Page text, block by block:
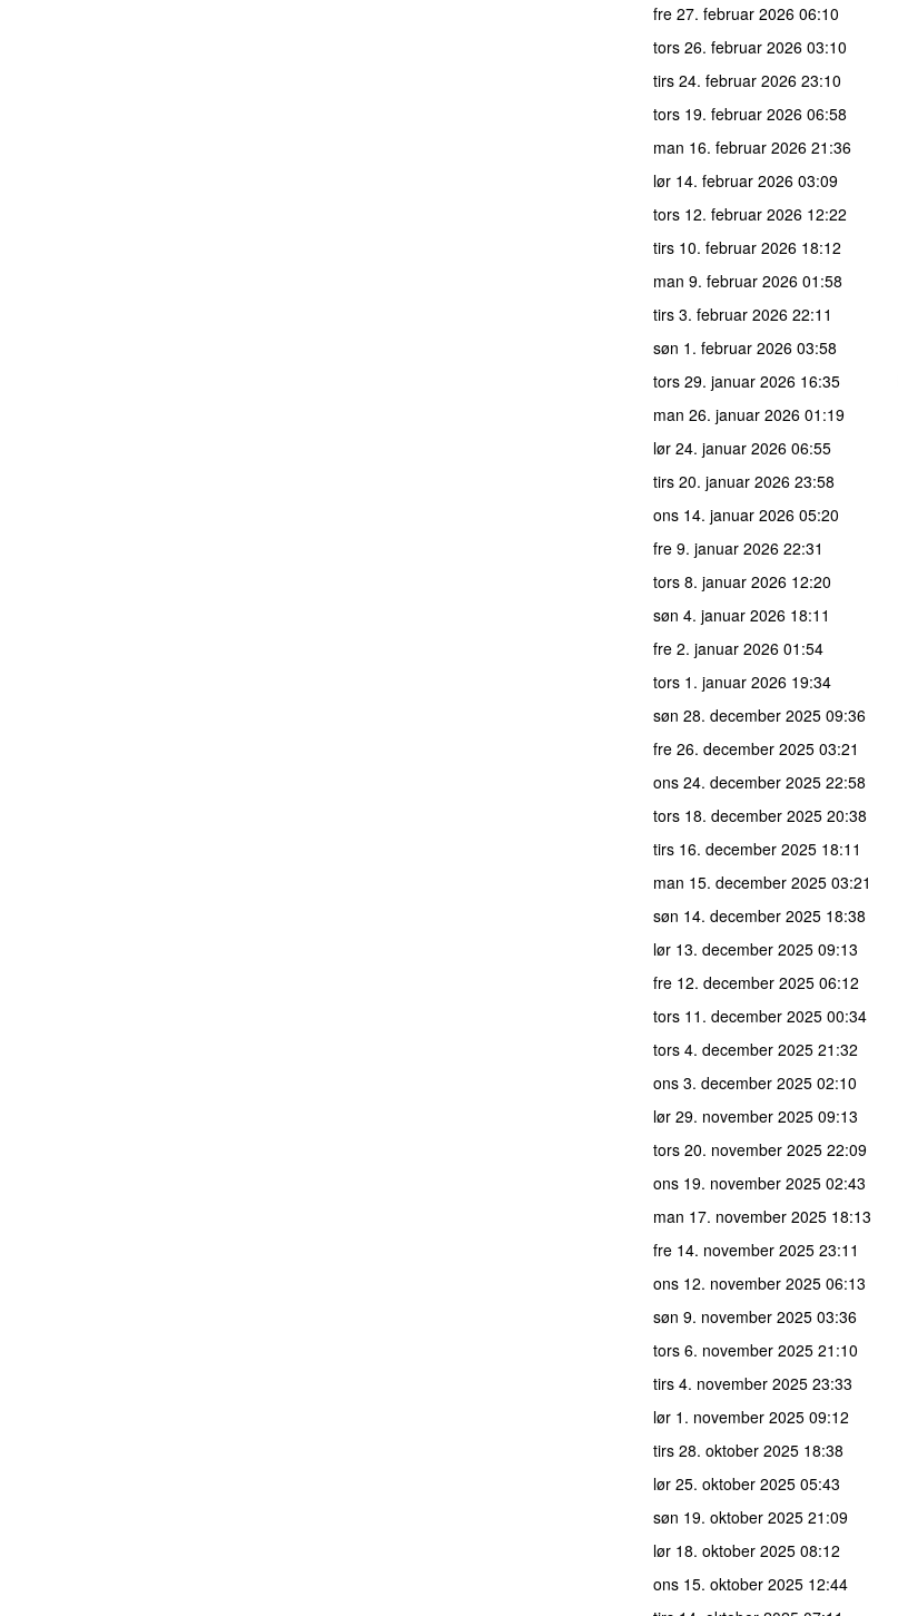
fre 27. februar 2026 06:10
tors 26. februar 2026 03:10
tirs 24. februar 2026 23:10
tors 19. februar 2026 06:58
man 16. februar 2026 21:36
lør 14. februar 2026 03:09
tors 12. februar 2026 12:22
tirs 10. februar 2026 18:12
man 9. februar 2026 01:58
tirs 3. februar 2026 22:11
søn 1. februar 2026 03:58
tors 29. januar 2026 16:35
man 26. januar 2026 01:19
lør 24. januar 2026 06:55
tirs 20. januar 2026 23:58
ons 14. januar 2026 05:20
fre 9. januar 2026 22:31
tors 8. januar 2026 12:20
søn 4. januar 2026 18:11
fre 2. januar 2026 01:54
tors 1. januar 2026 19:34
søn 28. december 2025 09:36
fre 26. december 2025 03:21
ons 24. december 2025 22:58
tors 18. december 2025 20:38
tirs 16. december 2025 18:11
man 15. december 2025 03:21
søn 14. december 2025 18:38
lør 13. december 2025 09:13
fre 12. december 2025 06:12
tors 11. december 2025 00:34
tors 4. december 2025 21:32
ons 3. december 2025 02:10
lør 29. november 2025 09:13
tors 20. november 2025 22:09
ons 19. november 2025 02:43
man 17. november 2025 18:13
fre 14. november 2025 23:11
ons 12. november 2025 06:13
søn 9. november 2025 03:36
tors 6. november 2025 21:10
tirs 4. november 2025 23:33
lør 1. november 2025 09:12
tirs 28. oktober 2025 18:38
lør 25. oktober 2025 05:43
søn 19. oktober 2025 21:09
lør 18. oktober 2025 08:12
ons 15. oktober 2025 12:44